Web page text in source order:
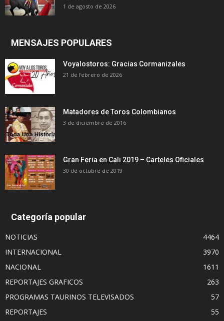
1 de agosto de 2026
MENSAJES POPULARES
Voyalostoros: Gracias Cormanizales
21 de febrero de 2026
Matadores de Toros Colombianos
3 de diciembre de 2016
Gran Feria en Cali 2019 – Carteles Oficiales
30 de octubre de 2019
Categoría popular
NOTICIAS
4464
INTERNACIONAL
3970
NACIONAL
1611
REPORTAJES GRAFICOS
263
PROGRAMAS TAURINOS TELEVISADOS
57
REPORTAJES
55